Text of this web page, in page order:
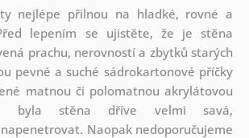
nejlépe přilnou na hladké, rovné a
lepením se ujistěte, že je stěna
prachu, nerovností a zbytků starých
pevné a suché sádrokartonové příčky
matnou či polomatnou akrylátovou
byla stěna dříve velmi savá,
Naopak nedoporučujeme